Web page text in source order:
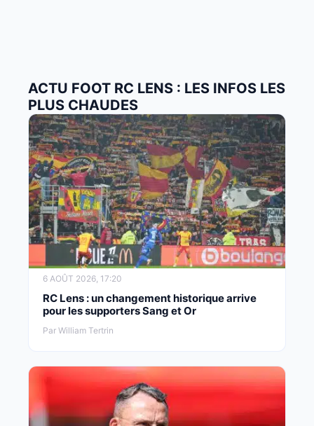
ACTU FOOT RC LENS : LES INFOS LES
PLUS CHAUDES
6 AOÛT 2026, 17:20
RC Lens : un changement historique arrive
pour les supporters Sang et Or
Par William Tertrin